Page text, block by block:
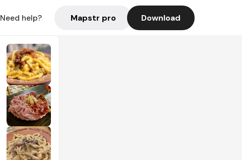
Need help? Mapstr pro Download